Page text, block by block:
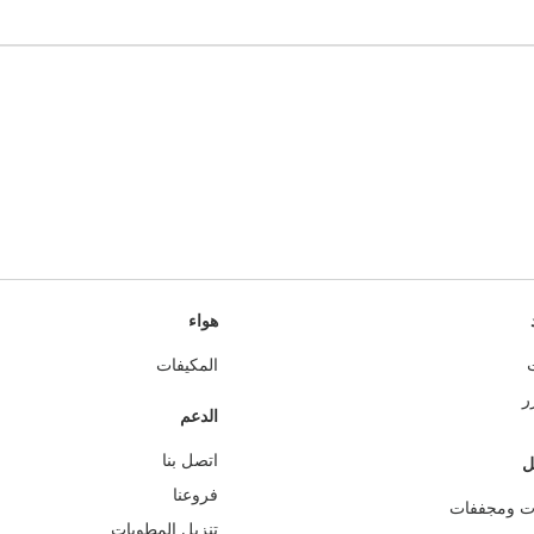
ومجففات
هواء
المكيفات
الدعم
اتصل بنا
فروعنا
تنزيل المطويات